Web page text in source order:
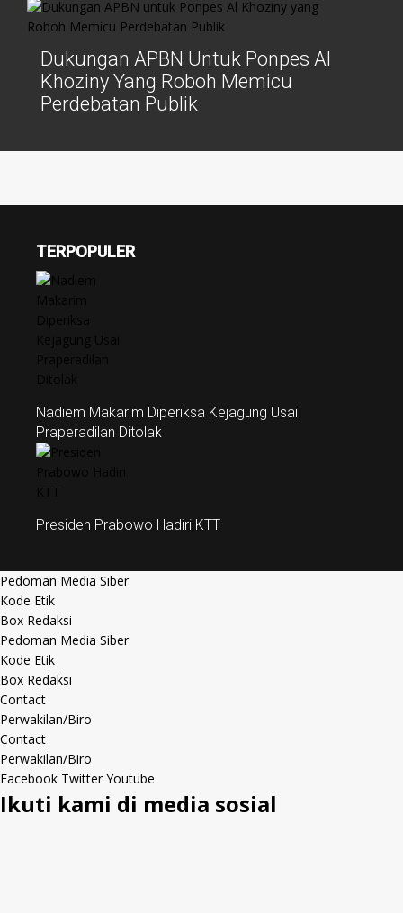
Dukungan APBN Untuk Ponpes Al
Khoziny Yang Roboh Memicu
Perdebatan Publik
TERPOPULER
Nadiem Makarim Diperiksa Kejagung Usai
Praperadilan Ditolak
Presiden Prabowo Hadiri KTT
Pedoman Media Siber
Kode Etik
Box Redaksi
Pedoman Media Siber
Kode Etik
Box Redaksi
Contact
Perwakilan/Biro
Contact
Perwakilan/Biro
Facebook Twitter Youtube
Ikuti kami di media sosial